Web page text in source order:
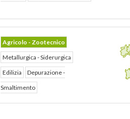
Agricolo - Zootecnico
Metallurgica - Siderurgica
Edilizia
Depurazione -
Smaltimento